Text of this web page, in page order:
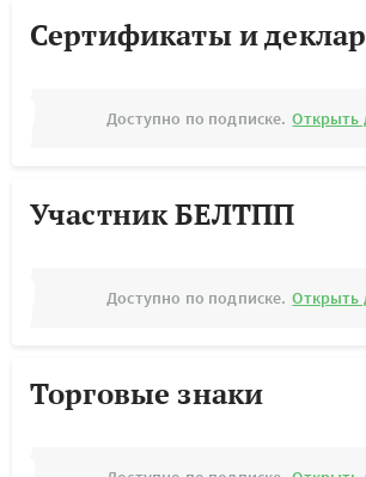
Сертификаты и
Доступно по подписке. Открыть
Участник БЕЛТПП
Доступно по подписке. Открыть
Торговые знаки